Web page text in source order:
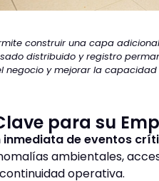
construir una capa
distribuido y registro
negocio y mejorar la
para su
inmediata de eventos
ambientales,
operativa.